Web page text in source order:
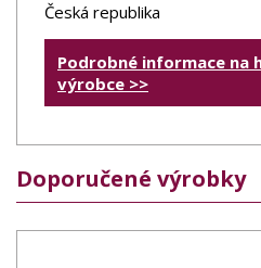
Česká republika
Podrobné informace na
výrobce >>
Doporučené výrobky